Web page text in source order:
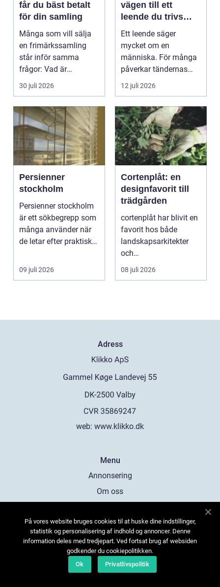
får du bäst betalt
för din samling
Många som vill sälja
en frimärkssamling
står inför samma
frågor: Vad är
samlingen värd? Var
vänder m...
30 juli 2026
vägen till ett
leende du trivs
med
Ett leende säger
mycket om en
människa. För många
påverkar tändernas
utseende både
självförtroendet ...
12 juli 2026
Persienner
stockholm
Persienner stockholm
är ett sökbegrepp som
många använder när
de letar efter praktiska
09 juli 2026
Cortenplåt: en
designfavorit till
trädgården
cortenplåt har blivit en
favorit hos både
landskapsarkitekter
och
trädgårdsentusiaster.
Det är ett m...
08 juli 2026
Adress
web: www.klikko.dk
Menu
Annonsering
Om oss
Kontakta oss
Sitemap
På vores website bruges cookies til at huske dine indstillinger,
statistik og personalisering af indhold og annoncer. Denne
information deles med tredjepart. Ved fortsat brug af websiden
godkender du cookiepolitikken.
Ok
Privatlivspolitik